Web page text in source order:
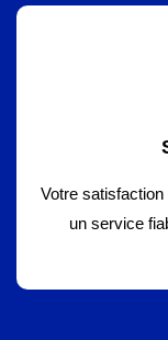
Votre
un service